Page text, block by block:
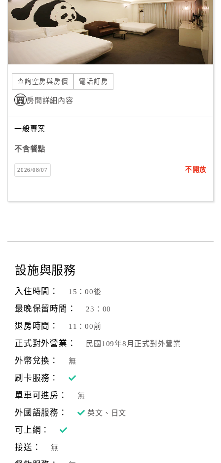
商
宣
傳
查詢空房與房價 電話訂房
房間詳細內容
一般專案
不含餐點
2026/08/07 不開放
設施與服務
入住時間： 15：00後
最晚保留時間： 23：00
退房時間： 11：00前
正式對外營業： 民國109年8月正式對外營業
外幣兌換： 無
刷卡服務：
單車可進房：
無
外國語服務： 英文、日文
可上網：
接送：
無